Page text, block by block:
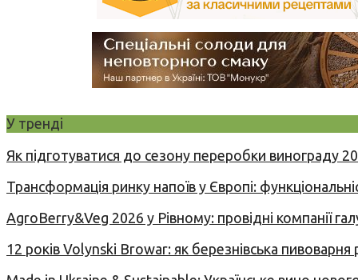
У тренді
Як підготуватися до сезону переробки винограду
Трансформація ринку напоїв у Європі:
AgroBerry&Veg 2026 у Рівному: провідні компанії
12 років Volynski Browar: як березнівська